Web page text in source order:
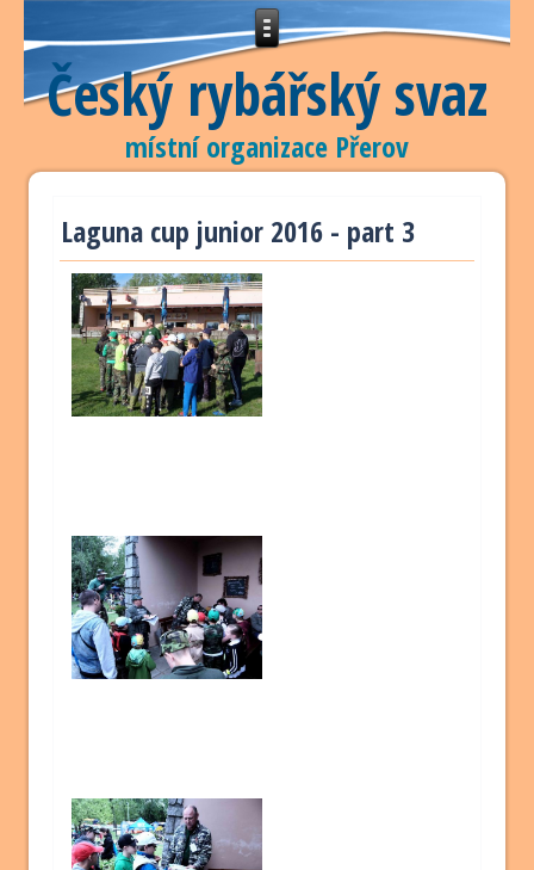
Český rybářský svaz
místní organizace Přerov
Laguna cup junior 2016 - part 3